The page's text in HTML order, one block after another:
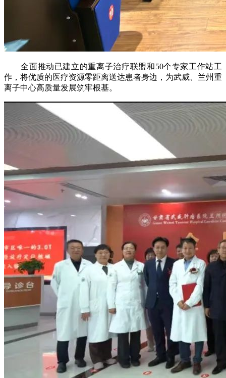
全面推动已建立的重离子治疗联盟和50个专家工作站工
作，将优质的医疗资源零距离送达患者身边，为武威、兰州重
离子中心高质量发展筑牢根基。